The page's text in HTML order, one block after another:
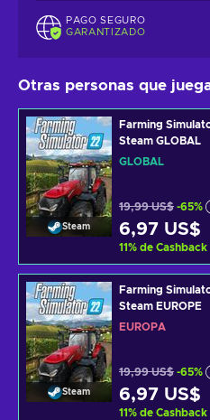
PAGO SEGURO
GARANTIZADO
Otras personas que
Steam
Farming
Steam GLOBAL
GLOBAL
19,99 US$ -65%
6,97 US$
11% de Cashback
Steam
Farming
Steam EUROPE
EUROPA
19,99 US$ -65%
6,97 US$
11% de Cashback